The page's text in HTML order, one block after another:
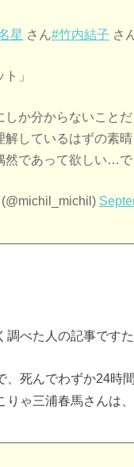
星 さん#竹内結子 さ
」
しか分からないこと
解しているはずの素
然であって欲しい…
(@michil_michil)
べた人の記事ですた
死んでわずか24時
りゃ三浦春馬さんは